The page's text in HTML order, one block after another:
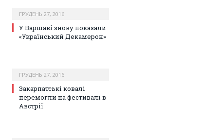
ГРУДЕНЬ 27, 2016
У Варшаві знову показали
«Український Декамерон»
ГРУДЕНЬ 27, 2016
Закарпатські ковалі
перемогли на фестивалі в
Австрії